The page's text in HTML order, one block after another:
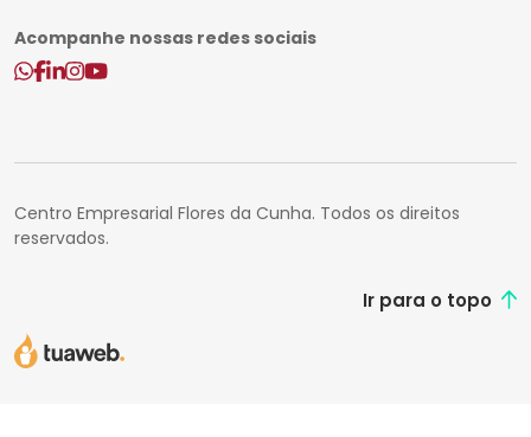
Acompanhe nossas redes sociais
Centro Empresarial Flores da Cunha. Todos os direitos
reservados.
Ir para o topo